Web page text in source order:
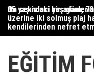
Skip
content
35 yaşındaki bir adam,
On sekizinci yaş
üzerine iki solmuş plaj
kendilerinden nefret
EĞITIM